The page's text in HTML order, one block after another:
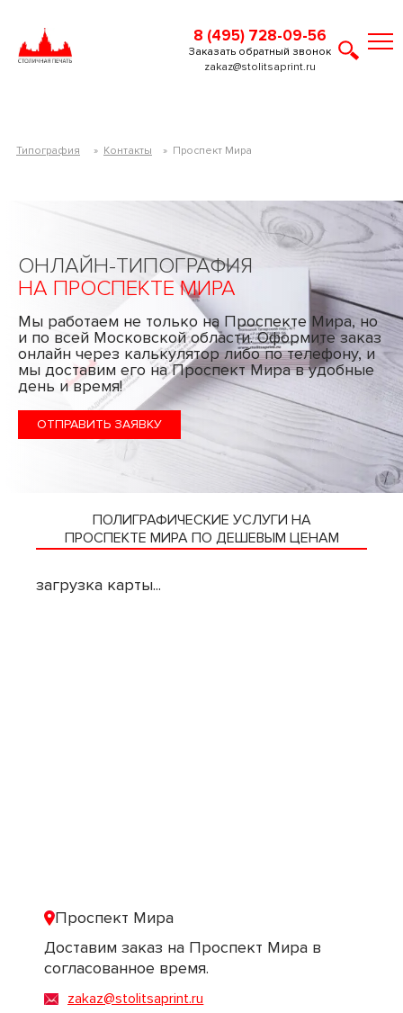
8 (495) 728-09-56
zakaz@stolitsaprint.ru
Заказать обратный звонок
Типография » Контакты » Проспект Мира
ОНЛАЙН-ТИПОГРАФИЯ
НА ПРОСПЕКТЕ МИРА
Мы работаем не только на Проспекте Мира, но
и по всей Московской области. Оформите заказ
онлайн через калькулятор либо по телефону, и
мы доставим его на Проспект Мира в удобные
день и время!
ОТПРАВИТЬ ЗАЯВКУ
ПОЛИГРАФИЧЕСКИЕ УСЛУГИ НА
ПРОСПЕКТЕ МИРА ПО ДЕШЕВЫМ ЦЕНАМ
загрузка карты...
Проспект Мира
Доставим заказ на Проспект Мира в
согласованное время.
zakaz@stolitsaprint.ru